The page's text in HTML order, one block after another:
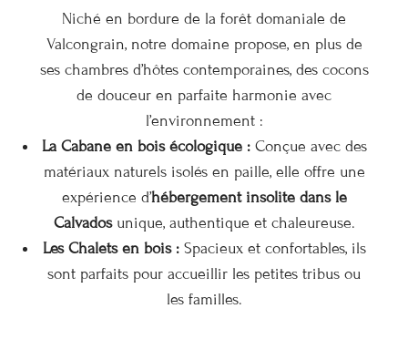
Niché en bordure de la forêt domaniale de
Valcongrain, notre domaine propose, en plus de
ses chambres d’hôtes contemporaines, des cocons
de douceur en parfaite harmonie avec
l’environnement :
La Cabane en bois écologique :Conçue avec des
matériaux naturels isolés en paille, elle offre une
expérience d’hébergement insolite dans le
Calvadosunique, authentique et chaleureuse.
Les Chalets en bois :Spacieux et confortables, ils
sont parfaits pour accueillir les petites tribus ou
les familles.